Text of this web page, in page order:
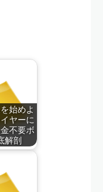
始めよ
ヤーに
不要ボ
解剖